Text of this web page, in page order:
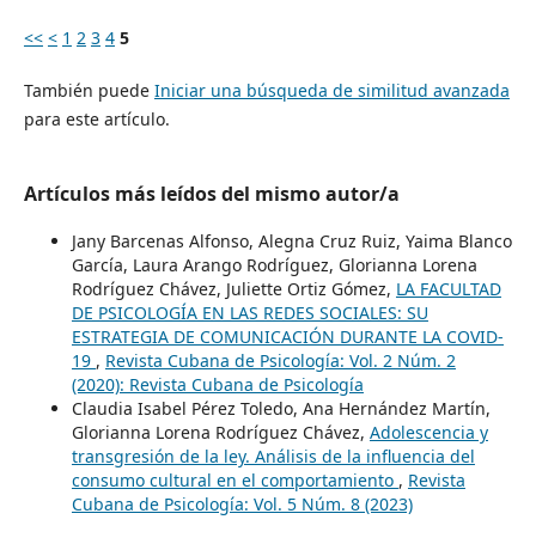
<< < 1 2 3 4 5
También puede Iniciar una búsqueda de similitud avanzada
para este artículo.
Artículos más leídos del mismo autor/a
Jany Barcenas Alfonso, Alegna Cruz Ruiz, Yaima Blanco
García, Laura Arango Rodríguez, Glorianna Lorena
Rodríguez Chávez, Juliette Ortiz Gómez, LA FACULTAD
DE PSICOLOGÍA EN LAS REDES SOCIALES: SU
ESTRATEGIA DE COMUNICACIÓN DURANTE LA COVID-
19 , Revista Cubana de Psicología: Vol. 2 Núm. 2
(2020): Revista Cubana de Psicología
Claudia Isabel Pérez Toledo, Ana Hernández Martín,
Glorianna Lorena Rodríguez Chávez, Adolescencia y
transgresión de la ley. Análisis de la influencia del
consumo cultural en el comportamiento , Revista
Cubana de Psicología: Vol. 5 Núm. 8 (2023)